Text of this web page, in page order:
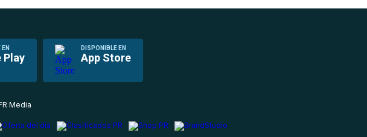
Play
DISPONIBLE EN
App Store
Media